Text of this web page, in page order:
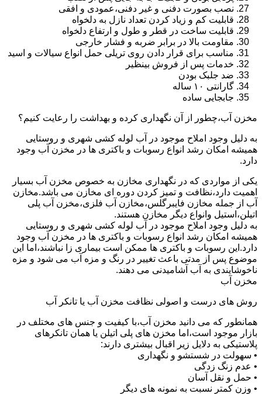
نصب بصورت دفنی و غیر دفنی،عمودی و افقی
قابلیت کم و زیاد کردن تعداد نازل به دلخواه
قابلیت ساخت در قطر و طول و ارتفاع دلخواه
مقاومت بالا در برابر ضربه و فشار خارجی
مناسب برای قرار دادن روی تریلی حمل انواع سیالات و اسید
خدمات پس از فروش بینظیر
ضد جلبک بودن
گارانتی ۱۰ ساله
جابجایی ساده
مخزن آب،چطور از آن نگهداری کرده و بهداشت را رعایت کنیم؟
به دلیل وجود املاح موجود در آب لوله کشی شهری و روستایی
همیشه امکان رشد انواع رسوبات و باکتری ها در مخزن آب وجود
دارد.
یکی از مواردی که در نگهداری مخازن به خصوص مخزن آب بسیار
اهمیت دارد،نظافت و تمیز کردن دوره ای مخازن می باشد.مخازن
آب از جمله مخازن فایبرگلس،مخازن آب فلزی،مخزن آب پلی
اتیلن،استیل وانواع دیگر مخازن هستند.
به دلیل وجود املاح موجود در آب لوله کشی شهری و روستایی
همیشه امکان رشد انواع رسوبات و باکتری ها در مخزن آب وجود
دارد.این رسوبات و باکتری ها ممکن است بیماری زا نباشند،اما این
موضوع پس از مدتی باعث تغییر در رنگ و مزه آب می شود و مزه
ناخوشایندی به آب آشامیدنی می دهند.
مخزن آب
روش های درست و اصولی نظافت مخزن آب یا تانکر آب
همانطور که می دانید مخزن آب،با کیفیت و جنس های مختلف در
بازار موجود است،اما مخزن های پلی اتیلن یا همان تانکرهای
پلاستیکی به دلایل زیر اقبال بیشتری دارند:
• سهولت در شستشو و نگهداری
• عدم زنگ زدگی
• حمل و نقل آسان
• وزن کمتر نسبت به نمونه های دیگر